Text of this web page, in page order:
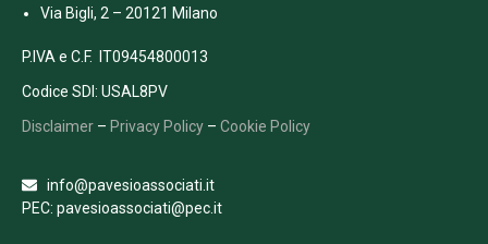
Via Bigli, 2 – 20121 Milano
P.IVA e C.F. IT09454800013
Codice SDI: USAL8PV
Disclaimer – Privacy Policy – Cookie Policy
info@pavesioassociati.it
PEC: pavesioassociati@pec.it